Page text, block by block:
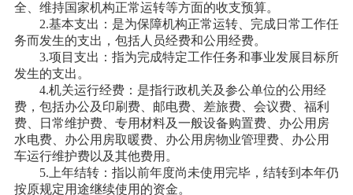
全、维持国家机构正常运转等方面的收支预算。
2.基本支出：是为保障机构正常运转、完成日常工作任
务而发生的支出，包括人员经费和公用经费。
3.项目支出：指为完成特定工作任务和事业发展目标所
发生的支出。
4.机关运行经费：是指行政机关及参公单位的公用经
费，包括办公及印刷费、邮电费、差旅费、会议费、福利
费、日常维护费、专用材料及一般设备购置费、办公用房
水电费、办公用房取暖费、办公用房物业管理费、办公用
车运行维护费以及其他费用。
5.上年结转：指以前年度尚未使用完毕，结转到本年仍
按原规定用途继续使用的资金。